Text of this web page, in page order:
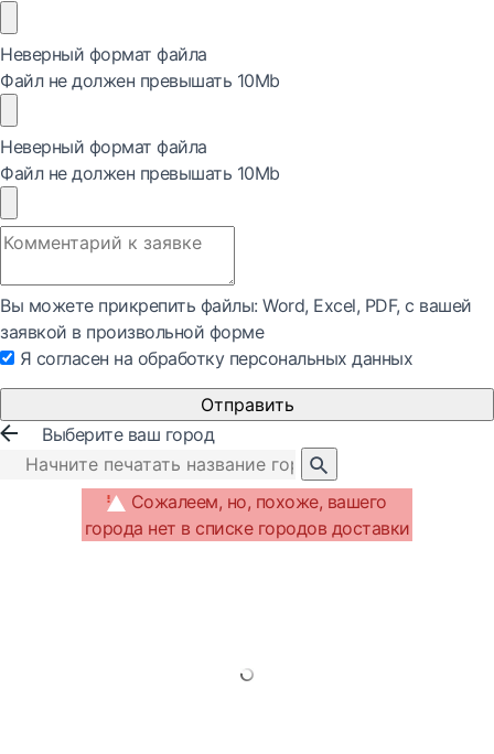
Неверный формат файла
Файл не должен превышать 10Mb
Неверный формат файла
Файл не должен превышать 10Mb
Вы можете прикрепить файлы: Word, Exсel, PDF, с вашей
заявкой в произвольной форме
Я согласен на обработку персональных данных
Отправить
Выберите ваш город
Сожалеем, но, похоже, вашего
города нет в списке городов доставки